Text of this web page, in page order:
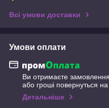
Всі умови доставки
Умови оплати
Ви отримаєте замовлення
або гроші повернуться
Детальніше